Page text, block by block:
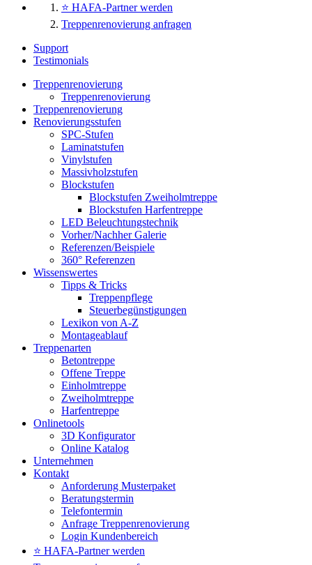
⭐ HAFA-Partner werden
Treppenrenovierung anfragen
Support
Testimonials
Treppenrenovierung
Treppenrenovierung
Treppenrenovierung
Renovierungsstufen
SPC-Stufen
Laminatstufen
Vinylstufen
Massivholzstufen
Blockstufen
Blockstufen Zweiholmtreppe
Blockstufen Harfentreppe
LED Beleuchtungstechnik
Vorher/Nachher Galerie
Referenzen/Beispiele
360° Referenzen
Wissenswertes
Tipps & Tricks
Treppenpflege
Steuerbegünstigungen
Lexikon von A-Z
Montageablauf
Treppenarten
Betontreppe
Offene Treppe
Einholmtreppe
Zweiholmtreppe
Harfentreppe
Onlinetools
3D Konfigurator
Online Katalog
Unternehmen
Kontakt
Anforderung Musterpaket
Beratungstermin
Telefontermin
Anfrage Treppenrenovierung
Login Kundenbereich
⭐ HAFA-Partner werden